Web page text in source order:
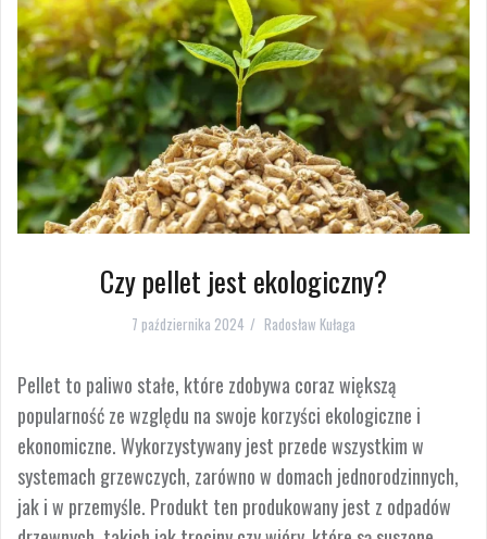
Czy pellet jest ekologiczny?
7 października 2024 Radosław Kułaga
Pellet to paliwo stałe, które zdobywa coraz większą
popularność ze względu na swoje korzyści ekologiczne i
ekonomiczne. Wykorzystywany jest przede wszystkim w
systemach grzewczych, zarówno w domach jednorodzinnych,
jak i w przemyśle. Produkt ten produkowany jest z odpadów